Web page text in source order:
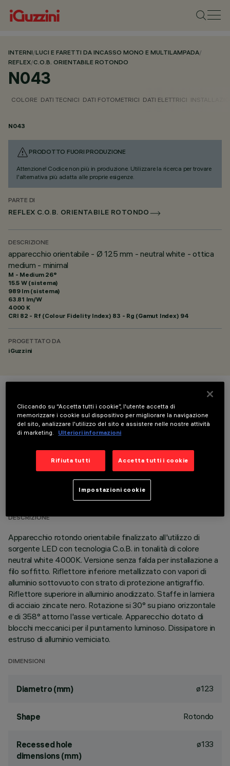
INTERNI/LUCI E FARETTI DA INCASSO MONO E MULTILAMPADA/
REFLEX/C.O.B. ORIENTABILE ROTONDO
N043
COLORE DATI TECNICI DATI FOTOMETRICI DATI ELETTRICI
N043
PRODOTTO FUORI PRODUZIONE
Attenzione! Codice non più in produzione. Utilizzare la ricerca per trovare
l'alternativa più adatta alle proprie esigenze.
PARTE DI
REFLEX C.O.B. ORIENTABILE ROTONDO
DESCRIZIONE
apparecchio orientabile - Ø 125 mm - neutral white - ottica
medium - minimal
M - Medium 26°
15.5 W (sistema)
989 lm (sistema)
63.81 lm/W
4000 K
CRI 82 - Rf (Colour Fidelity Index) 83 - Rg (Gamut Index) 94
PROGETTATO DA
iGuzzini
COLORE
DATI TECNICI
ULTIMO AGGIORNAMENTO: 01/08/2026
DESCRIZIONE
Apparecchio rotondo orientabile finalizzato all'utilizzo di
sorgente LED con tecnologia C.o.B. in tonalità di colore
neutral white 4000K. Versione senza falda per installazione a
filo soffitto. Riflettore inferiore metallizzato con vapori di
alluminio sottovuoto con strato di protezione antigraffio.
Riflettore superiore in alluminio anodizzato. Staffe in lamiera
di acciaio zincate nero. Rotazione si 30° su piano orizzontale
e di 358° attorno l'asse verticale. Apparecchio dotato di
blocchi meccanici per il puntamento luminoso. Dissipatore in
estruso di alluminio verniciato.
DIMENSIONI
Diametro (mm) ø123
Shape Rotondo
Recessed hole
dimensions (mm)
ø133
Cliccando su “Accetta tutti i cookie”, l'utente accetta di
memorizzare i cookie sul dispositivo per migliorare la navigazione
del sito, analizzare l'utilizzo del sito e assistere nelle nostre attività
di marketing.
Ulteriori informazioni
Rifiuta tutti Accetta tutti i cookie
Impostazioni cookie